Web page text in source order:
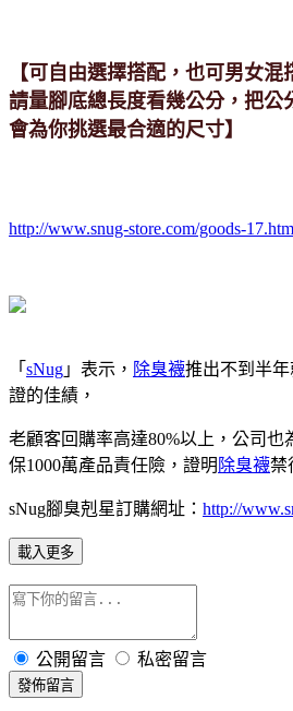
【可自由選擇搭配，也可男女混
請量腳底總長度看幾公分，把公
會為你挑選最合適的尺寸】
http://www.snug-store.com/goods-
「 sNug 」表示， 除臭襪推出不到半
證的佳績，
老顧客回購率高達80%以上，公司也
保1000萬產品責任險，證明 除臭襪禁
sNug腳臭剋星訂購網址： http://
載入更多
公開留言 私密留言
發佈留言